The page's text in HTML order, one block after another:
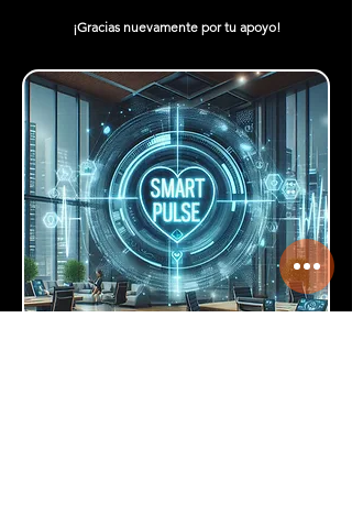
¡Gracias nuevamente por tu apoyo!